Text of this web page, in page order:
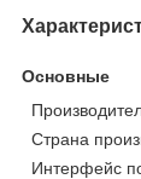
Основные
Страна
Интерфейс